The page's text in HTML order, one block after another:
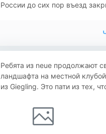
России до сих пор въезд
Ребята из neue продолжают
ландшафта на местной
из Giegling. Это пати из тех,